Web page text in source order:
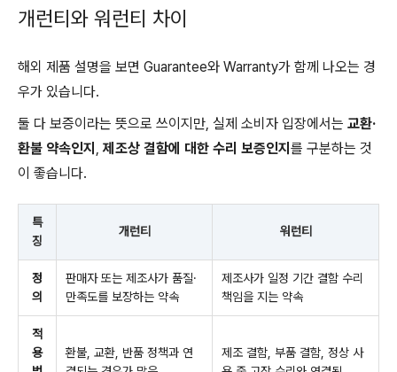
개런티와 워런티 차이
해외 제품 설명을 보면 Guarantee와 Warranty가 함께 나오는 경
우가 있습니다.
둘 다 보증이라는 뜻으로 쓰이지만, 실제 소비자 입장에서는 교환·
환불 약속인지 ,제조상 결함에 대한 수리 보증인지 를 구분하는 것
이 좋습니다.
특
징
개런티 워런티
정
의
판매자 또는 제조사가 품질·
만족도를 보장하는 약속
제조사가 일정 기간 결함 수리
책임을 지는 약속
적
용
환불, 교환, 반품 정책과 연
제조 결함, 부품 결함, 정상 사